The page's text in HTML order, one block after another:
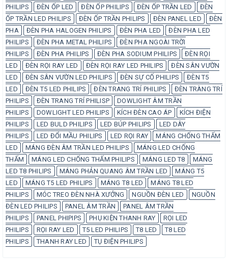
PHILIPS
ĐÈN ỐP LED ĐÈN ỐP PHILIPS ĐÈN ỐP TRẦN LED
ĐÈN
ỐP TRẦN LED PHILIPS
ĐÈN ỐP TRẦN PHILIPS ĐÈN PANEL LED
ĐÈN
PHA
ĐÈN PHA HALOGEN PHILIPS ĐÈN PHA LED
ĐÈN PHA LED
PHILIPS
ĐÈN PHA METAL PHILIPS
ĐÈN PHA NGOÀI TRỜI
PHILIPS
ĐÈN PHA PHILIPS ĐÈN PHA SODIUM PHILIPS
ĐÈN RỌI
LED
ĐÈN RỌI RAY LED ĐÈN RỌI RAY LED PHILIPS
ĐÈN SÂN VƯỜN
LED
ĐÈN SÂN VƯỜN LED PHILIPS ĐÈN SỰ CỐ PHILIPS
ĐÈN T5
LED
ĐÈN T5 LED PHILIPS ĐÈN TRANG TRÍ PHILIPS
ĐÈN TRÀNG TRÍ
PHILIPS
ĐÈN TRANG TRÍ PHILISP
DOWLIGHT ÂM TRẦN
PHILIPS
DOWLIGHT LED PHILIPS KÍCH ĐÈN CAO ÁP
KÍCH ĐIỆN
PHILIPS
LED BULD PHILIPS LED BÚP PHILIPS
LED DÂY
PHILIPS
LED ĐỔI MẦU PHILIPS LED RỌI RAY
MÁNG CHỐNG THẤM
LED
MÁNG ĐÈN ÂM TRẦN LED PHILIPS
MÁNG LED CHỐNG
THẤM
MÁNG LED CHỐNG THẤM PHILIPS MÁNG LED T8
MÁNG
LED T8 PHILIPS
MÁNG PHẢN QUANG ÂM TRẦN LED
MÁNG T5
LED
MÁNG T5 LED PHILIPS MÁNG T8 LED
MÁNG T8 LED
PHILIPS
MÓC TREO ĐÈN NHÀ XƯỞNG NGUỒN ĐÈN LED
NGUỒN
ĐÈN LED PHILIPS
PANEL ÂM TRẦN
PANEL ÂM TRẦN
PHILIPS
PANEL PHIPIPS PHỤ KIỆN THANH RAY
RỌI LED
PHILIPS
RỌI RAY LED T5 LED PHILIPS T8 LED
T8 LED
PHILIPS
THANH RAY LED TỤ ĐIỆN PHILIPS